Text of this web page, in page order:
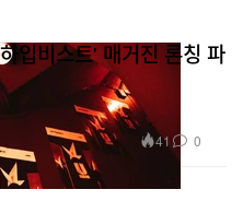
입비스트' 매거진 론칭 파
41 0